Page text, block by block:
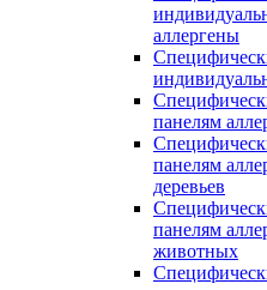
аллергены
панелям
панелям
деревьев
панелям
животных